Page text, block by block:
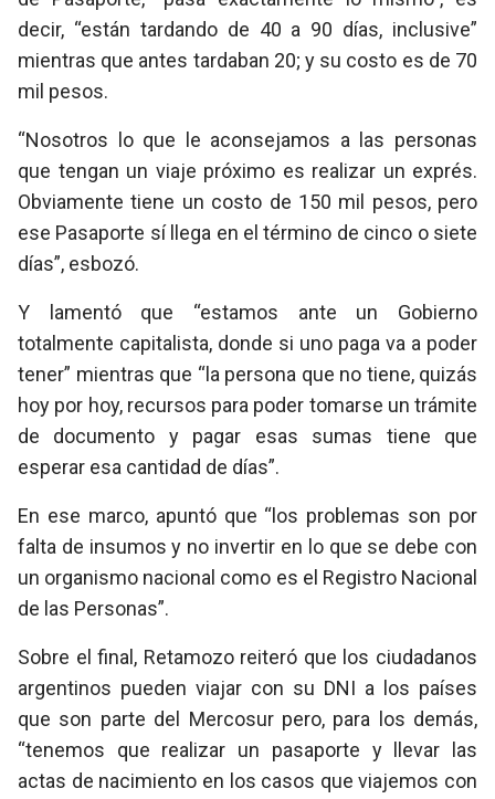
decir, “están tardando de 40 a 90 días, inclusive”
mientras que antes tardaban 20; y su costo es de 70
mil pesos.
“Nosotros lo que le aconsejamos a las personas
que tengan un viaje próximo es realizar un exprés.
Obviamente tiene un costo de 150 mil pesos, pero
ese Pasaporte sí llega en el término de cinco o siete
días”, esbozó.
Y lamentó que “estamos ante un Gobierno
totalmente capitalista, donde si uno paga va a poder
tener” mientras que “la persona que no tiene, quizás
hoy por hoy, recursos para poder tomarse un trámite
de documento y pagar esas sumas tiene que
esperar esa cantidad de días”.
En ese marco, apuntó que “los problemas son por
falta de insumos y no invertir en lo que se debe con
un organismo nacional como es el Registro Nacional
de las Personas”.
Sobre el final, Retamozo reiteró que los ciudadanos
argentinos pueden viajar con su DNI a los países
que son parte del Mercosur pero, para los demás,
“tenemos que realizar un pasaporte y llevar las
actas de nacimiento en los casos que viajemos con